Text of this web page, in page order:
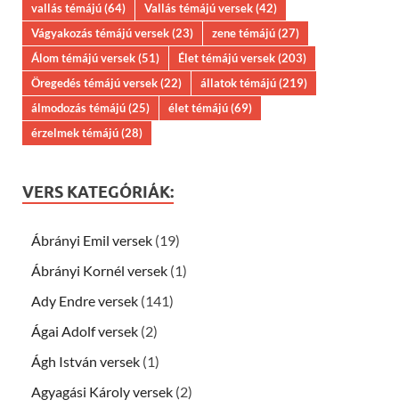
vallás témájú(64) Vallás témájú versek(42)
Vágyakozás témájú versek(23) zene témájú(27)
Álom témájú versek(51) Élet témájú versek(203)
Öregedés témájú versek(22) állatok témájú(219)
álmodozás témájú(25) élet témájú(69)
érzelmek témájú(28)
VERS KATEGÓRIÁK:
Ábrányi Emil versek (19)
Ábrányi Kornél versek (1)
Ady Endre versek (141)
Ágai Adolf versek (2)
Ágh István versek (1)
Agyagási Károly versek (2)